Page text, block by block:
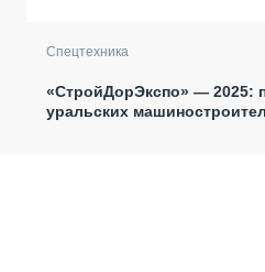
Спецтехника
«СтройДорЭкспо» — 2025:
уральских